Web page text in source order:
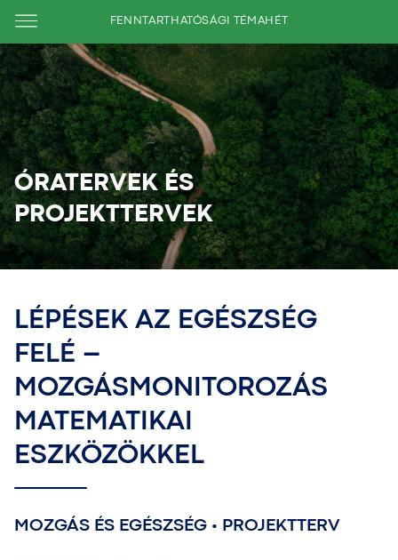
FENNTARTHATÓSÁGI TÉMAHÉT
ÓRATERVEK ÉS
PROJEKTTERVEK
LÉPÉSEK AZ EGÉSZSÉG
FELÉ –
MOZGÁSMONITOROZÁS
MATEMATIKAI
ESZKÖZÖKKEL
MOZGÁS ÉS EGÉSZSÉG • PROJEKTTERV